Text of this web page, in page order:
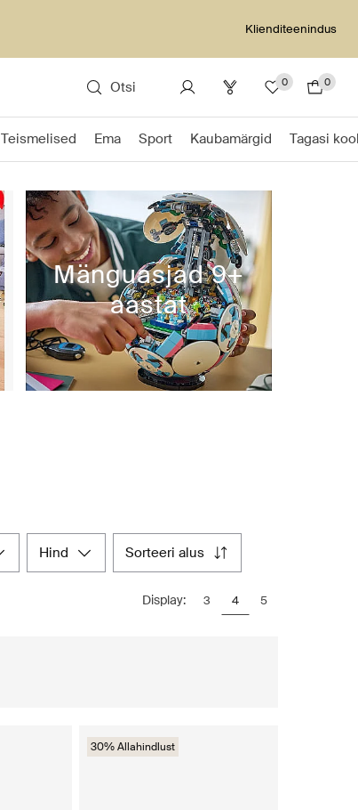
Klienditeenindus
Otsi 0 0
Teismelised Ema Sport Kaubamärgid Tagasi
Mänguasjad 9+
aastat
hind sorteeri alus
Display: 3 4 5
30% Allahindlust